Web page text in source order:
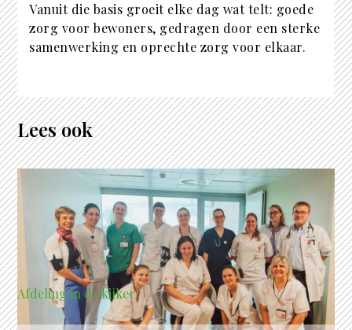
Vanuit die basis groeit elke dag wat telt: goede
zorg voor bewoners, gedragen door een sterke
samenwerking en oprechte zorg voor elkaar.
Lees ook
Afdeling in de kijker